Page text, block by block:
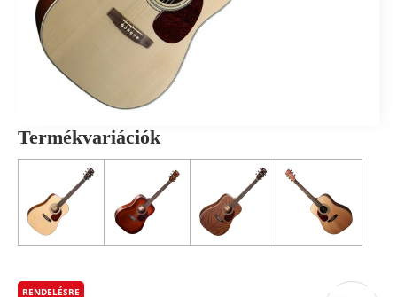
Termékvariációk
RENDELÉSRE